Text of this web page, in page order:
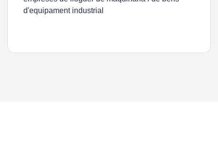
d'equipament industrial